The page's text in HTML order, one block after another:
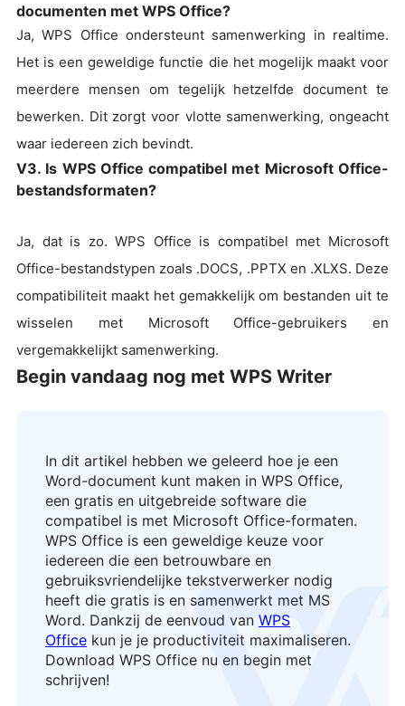
documenten met WPS Office?
Ja, WPS Office ondersteunt samenwerking in realtime.
Het is een geweldige functie die het mogelijk maakt voor
meerdere mensen om tegelijk hetzelfde document te
bewerken. Dit zorgt voor vlotte samenwerking, ongeacht
waar iedereen zich bevindt.
V3. Is WPS Office compatibel met Microsoft Office-
bestandsformaten?
Ja, dat is zo. WPS Office is compatibel met Microsoft
Office-bestandstypen zoals .DOCS, .PPTX en .XLXS. Deze
compatibiliteit maakt het gemakkelijk om bestanden uit te
wisselen met Microsoft Office-gebruikers en
vergemakkelijkt samenwerking.
Begin vandaag nog met WPS Writer
In dit artikel hebben we geleerd hoe je een
Word-document kunt maken in WPS Office,
een gratis en uitgebreide software die
compatibel is met Microsoft Office-formaten.
WPS Office is een geweldige keuze voor
iedereen die een betrouwbare en
gebruiksvriendelijke tekstverwerker nodig
heeft die gratis is en samenwerkt met MS
Word. Dankzij de eenvoud van WPS
Office kun je je productiviteit maximaliseren.
Download WPS Office nu en begin met
schrijven!
logo